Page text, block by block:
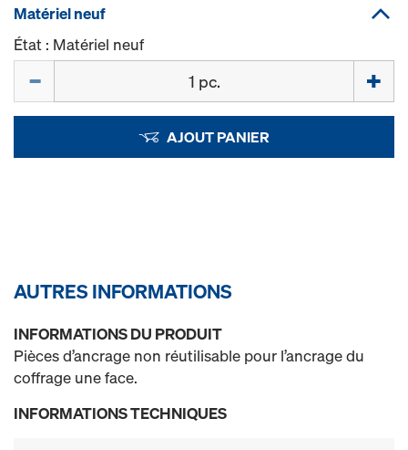
Matériel neuf
État : Matériel neuf
AJOUT PANIER
AUTRES INFORMATIONS
INFORMATIONS DU PRODUIT
Pièces d’ancrage non réutilisable pour l’ancrage du
coffrage une face.
INFORMATIONS TECHNIQUES